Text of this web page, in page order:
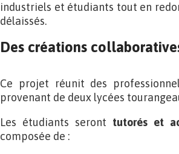
industriels et étudiants tout en
délaissés.
Des créations
Ce projet réunit des
provenant de deux lycées
Les étudiants seront tutorés et
composée de :